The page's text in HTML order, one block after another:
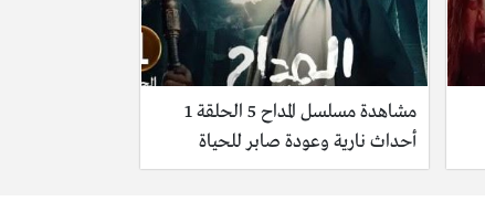
مشاهدة مسلسل المداح 5 الحلقة 1
أحداث نارية وعودة صابر للحياة